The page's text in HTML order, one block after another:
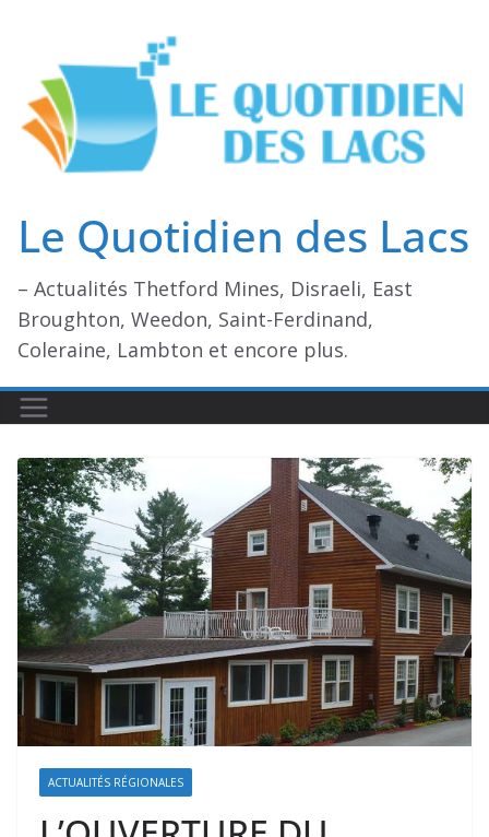
contenu
Le Quotidien des Lacs
– Actualités Thetford Mines, Disraeli, East
Broughton, Weedon, Saint-Ferdinand,
Coleraine, Lambton et encore plus.
ACTUALITÉS RÉGIONALES